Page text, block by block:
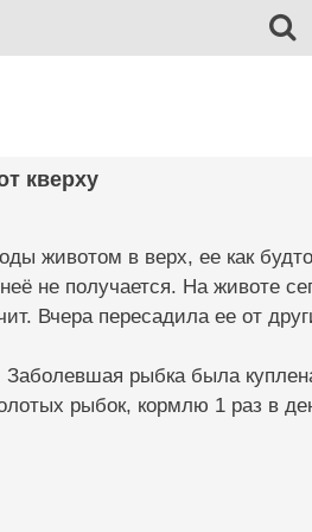
кверху
животом в верх, ее как
не получается. На животе
Вчера пересадила ее от
рыбка была
рыбок, кормлю 1 раз в